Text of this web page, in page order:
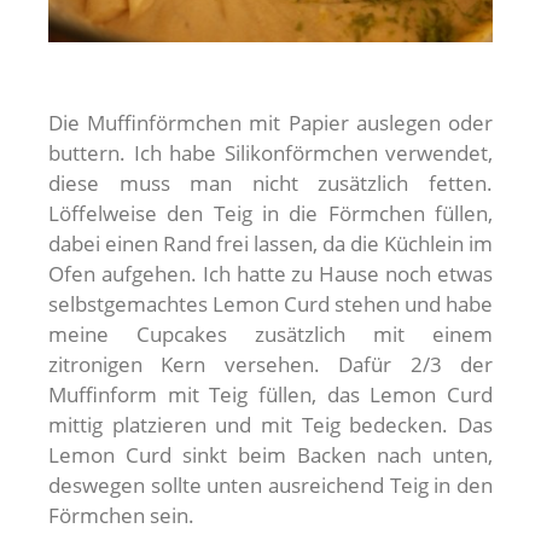
Die Muffinförmchen mit Papier auslegen oder
buttern. Ich habe Silikonförmchen verwendet,
diese muss man nicht zusätzlich fetten.
Löffelweise den Teig in die Förmchen füllen,
dabei einen Rand frei lassen, da die Küchlein im
Ofen aufgehen. Ich hatte zu Hause noch etwas
selbstgemachtes Lemon Curd stehen und habe
meine Cupcakes zusätzlich mit einem
zitronigen Kern versehen. Dafür 2/3 der
Muffinform mit Teig füllen, das Lemon Curd
mittig platzieren und mit Teig bedecken. Das
Lemon Curd sinkt beim Backen nach unten,
deswegen sollte unten ausreichend Teig in den
Förmchen sein.